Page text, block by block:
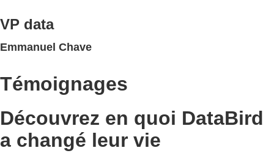
VP data
Emmanuel Chave
Témoignages
Découvrez en quoi DataBird
a changé leur vie